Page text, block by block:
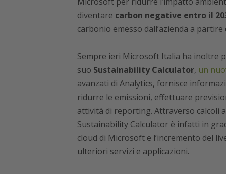
diventare carbon negative entro il
carbonio emesso dall’azienda a
Sempre ieri Microsoft Italia ha inoltre
suo Sustainability Calculator, un
avanzati di Analytics, fornisce
ridurre le emissioni, effettuare
attività di reporting. Attraverso calcoli
Sustainability Calculator è infatti in
cloud di Microsoft e l’incremento del
ulteriori servizi e applicazioni.